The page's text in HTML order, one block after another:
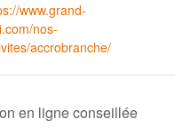
www.grand-
nos-
accrobranche/
en ligne conseillée